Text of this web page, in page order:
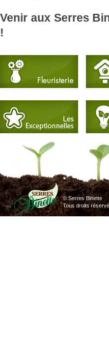
Venir aux Serres
!
© Serres Binette
Tous droits